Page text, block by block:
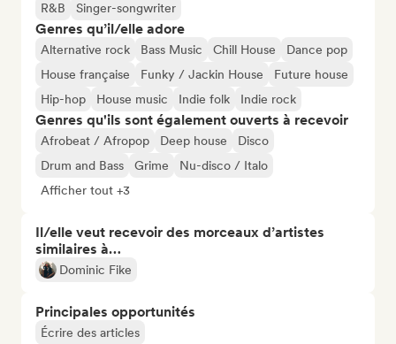
R&B
Singer-songwriter
Genres qu’il/elle adore
Alternative rock Bass Music Chill House
Dance pop
House française
Funky / Jackin House
Future house
Hip-hop
House music Indie folk Indie rock
Genres qu'ils sont également ouverts à recevoir
Afrobeat / Afropop Deep house
Disco
Drum and Bass
Grime
Nu-disco / Italo
Afficher tout +3
Il/elle veut recevoir des morceaux d’artistes
similaires à…
Dominic Fike
Principales opportunités
Écrire des articles